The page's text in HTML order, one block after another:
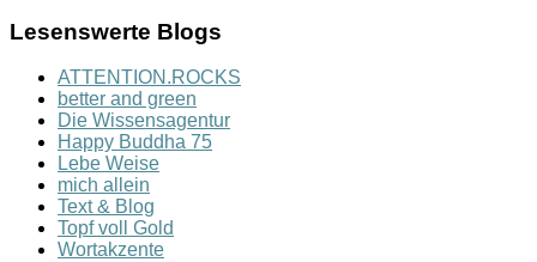
Lesenswerte Blogs
ATTENTION.ROCKS
better and green
Die Wissensagentur
Happy Buddha 75
Lebe Weise
mich allein
Text & Blog
Topf voll Gold
Wortakzente